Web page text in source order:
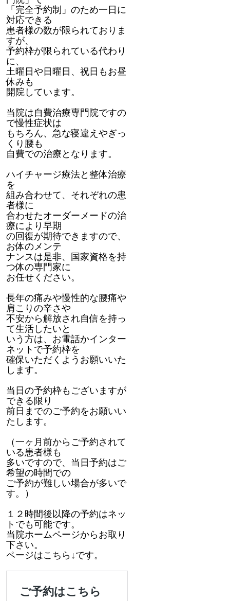
「完全予約制」のため一日に
対応できる
患者様の数が限られておりま
すが、
予約枠が限られている代わり
に、
土曜日や日曜日、祝日もお昼
休みも
開院しています。
当院は自費治療専門院ですの
で慢性症状は
もちろん、急な寝違えやぎっ
くり腰も
自費での治療となります。
ハイチャージ療法と整体治療
を
組み合わせて、それぞれの患
者様に
合わせたオーダーメードの治
療により早期
の回復が期待できますので、
お体のメンテ
ナンスは是非、国家資格を持
つ体の専門家に
お任せください。
長年の痛みや慢性的な腰痛や
肩こりの辛さや
不安から解放され自信を持っ
て生活したいと
いう方は、お電話かインター
ネットで予約枠を
確保いただくようお願いいた
します。
当日の予約枠もございますが
できる限り
前日までのご予約をお願いい
たします。
（一ヶ月前からご予約されて
いる患者様も
多いですので、当日予約はご
希望の時間での
ご予約が難しい場合が多いで
す。）
１２時間後以降の予約はネッ
トでも可能です。
当院ホームページからお取り
下さい。
ページはこちら↓です。